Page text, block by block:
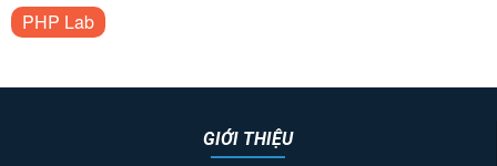
PHP Lab
GIỚI THIỆU